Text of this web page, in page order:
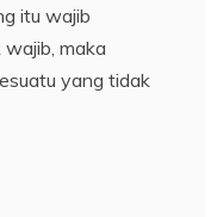
itu wajib
maka
yang tidak